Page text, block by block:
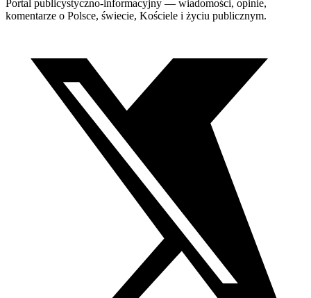
Portal publicystyczno-informacyjny — wiadomości, opinie,
komentarze o Polsce, świecie, Kościele i życiu publicznym.